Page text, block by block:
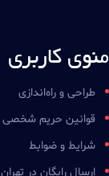
منوی کاربری
طراحی و راه‌اندازی
قوانین حریم شخصی
شرایط و ضوابط
ارسال رایگان در تهران